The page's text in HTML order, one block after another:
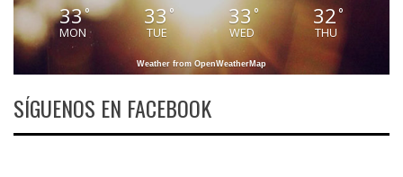
33°
MON
33°
TUE
33 °
WED
32°
THU
Weather from OpenWeatherMap
SÍGUENOS EN FACEBOOK